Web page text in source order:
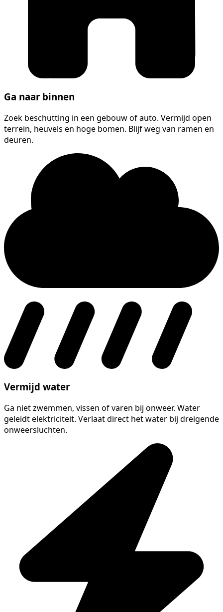
Ga naar binnen
Zoek beschutting in een gebouw of auto. Vermijd open
terrein, heuvels en hoge bomen. Blijf weg van ramen en
deuren.
Vermijd water
Ga niet zwemmen, vissen of varen bij onweer. Water
geleidt elektriciteit. Verlaat direct het water bij dreigende
onweersluchten.